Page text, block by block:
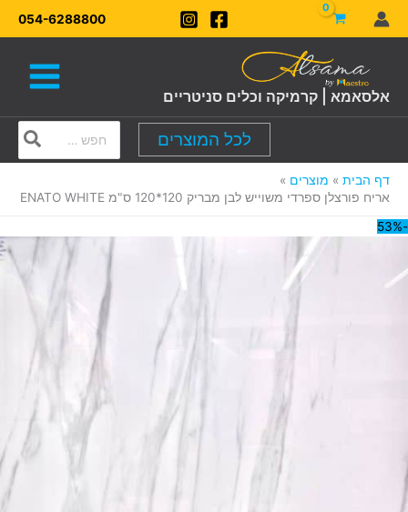
דילוג
לתוכן
054-6288800
אלסאמא | קרמיקה וכלים סניטריים
לכל המוצרים
for:
דף הבית
מוצרים
אריח פורצלן ספרדי משוייש לבן מבריק 120*120 ס"מ ENATO WHITE
-53%